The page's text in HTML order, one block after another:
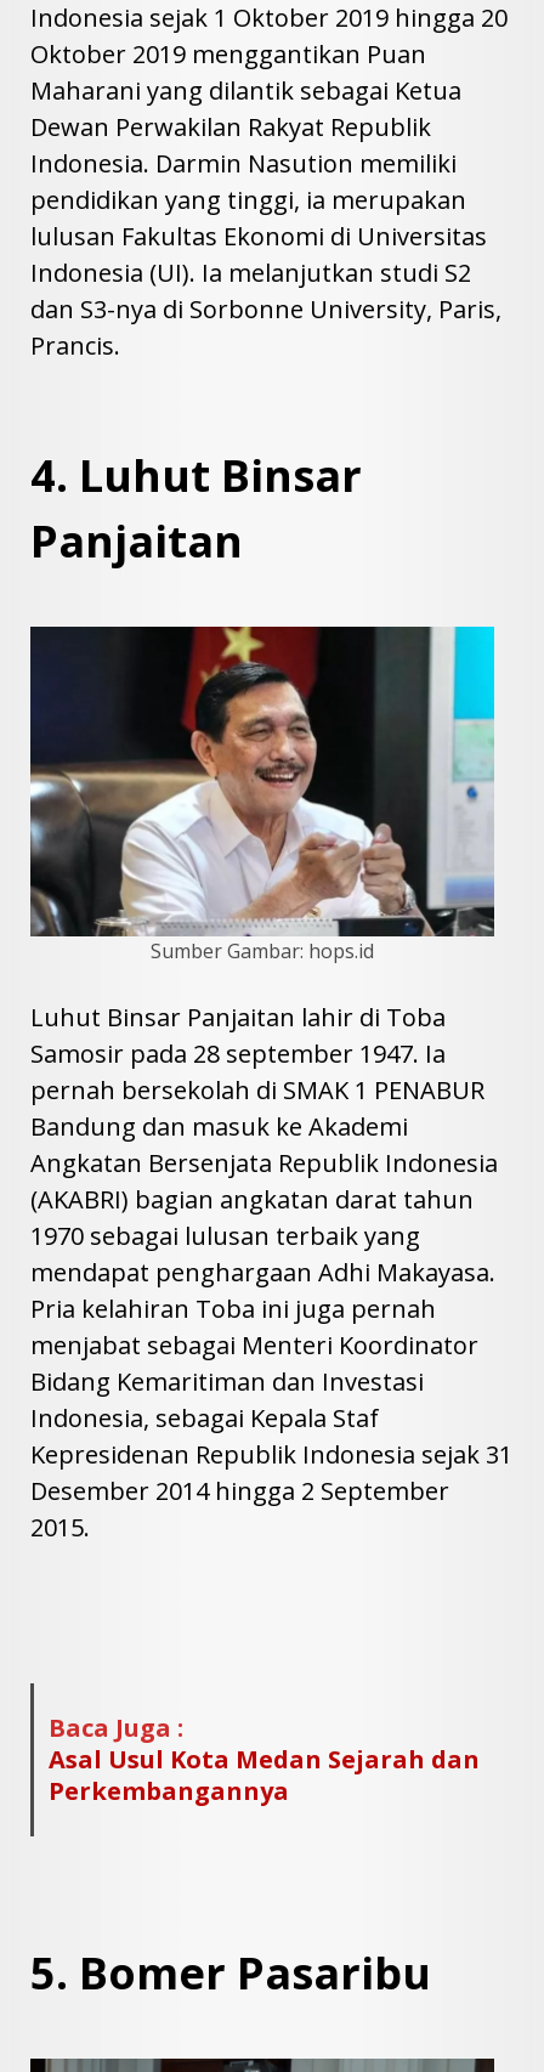
Indonesia sejak 1 Oktober 2019 hingga 20
Oktober 2019 menggantikan Puan
Maharani yang dilantik sebagai Ketua
Dewan Perwakilan Rakyat Republik
Indonesia. Darmin Nasution memiliki
pendidikan yang tinggi, ia merupakan
lulusan Fakultas Ekonomi di Universitas
Indonesia (UI). Ia melanjutkan studi S2
dan S3-nya di Sorbonne University, Paris,
Prancis.
4. Luhut Binsar
Panjaitan
Sumber Gambar: hops.id
Luhut Binsar Panjaitan lahir di Toba
Samosir pada 28 september 1947. Ia
pernah bersekolah di SMAK 1 PENABUR
Bandung dan masuk ke Akademi
Angkatan Bersenjata Republik Indonesia
(AKABRI) bagian angkatan darat tahun
1970 sebagai lulusan terbaik yang
mendapat penghargaan Adhi Makayasa.
Pria kelahiran Toba ini juga pernah
menjabat sebagai Menteri Koordinator
Bidang Kemaritiman dan Investasi
Indonesia, sebagai Kepala Staf
Kepresidenan Republik Indonesia sejak 31
Desember 2014 hingga 2 September
2015.
Baca Juga :
Asal Usul Kota Medan Sejarah dan
Perkembangannya
5. Bomer Pasaribu